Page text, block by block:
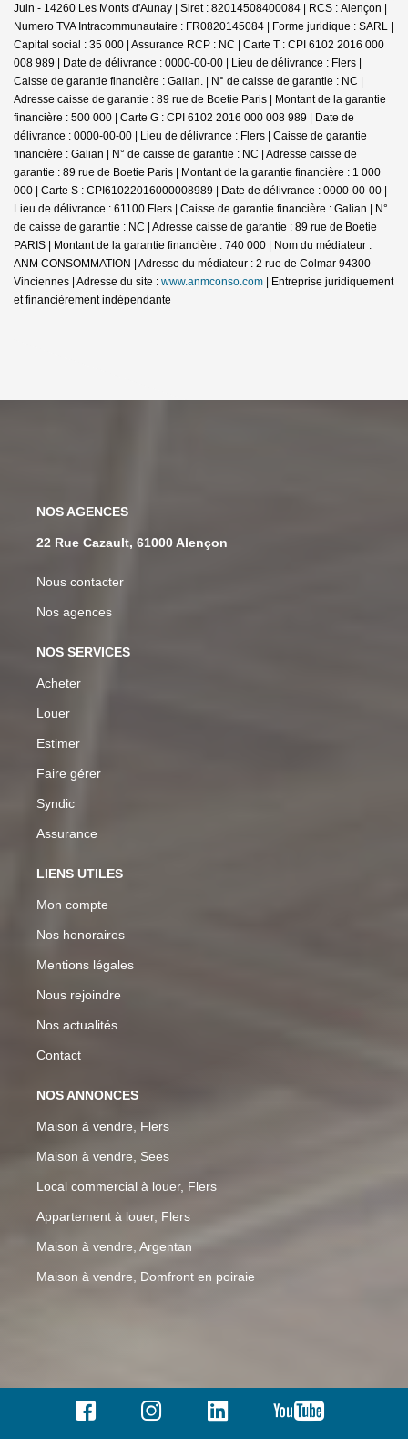
Juin - 14260 Les Monts d'Aunay | Siret : 82014508400084 | RCS : Alençon |
Numero TVA Intracommunautaire : FR0820145084 | Forme juridique : SARL |
Capital social : 35 000 | Assurance RCP : NC | Carte T : CPI 6102 2016 000
008 989 | Date de délivrance : 0000-00-00 | Lieu de délivrance : Flers |
Caisse de garantie financière : Galian. | N° de caisse de garantie : NC |
Adresse caisse de garantie : 89 rue de Boetie Paris | Montant de la garantie
financière : 500 000 | Carte G : CPI 6102 2016 000 008 989 | Date de
délivrance : 0000-00-00 | Lieu de délivrance : Flers | Caisse de garantie
financière : Galian | N° de caisse de garantie : NC | Adresse caisse de
garantie : 89 rue de Boetie Paris | Montant de la garantie financière : 1 000
000 | Carte S : CPI61022016000008989 | Date de délivrance : 0000-00-00 |
Lieu de délivrance : 61100 Flers | Caisse de garantie financière : Galian | N°
de caisse de garantie : NC | Adresse caisse de garantie : 89 rue de Boetie
PARIS | Montant de la garantie financière : 740 000 | Nom du médiateur :
ANM CONSOMMATION | Adresse du médiateur : 2 rue de Colmar 94300
Vinciennes | Adresse du site : www.anmconso.com | Entreprise juridiquement
et financièrement indépendante
NOS AGENCES
22 Rue Cazault, 61000 Alençon
Nous contacter
Nos agences
NOS SERVICES
Acheter
Louer
Estimer
Faire gérer
Syndic
Assurance
LIENS UTILES
Mon compte
Nos honoraires
Mentions légales
Nous rejoindre
Nos actualités
Contact
NOS ANNONCES
Maison à vendre, Flers
Maison à vendre, Sees
Local commercial à louer, Flers
Appartement à louer, Flers
Maison à vendre, Argentan
Maison à vendre, Domfront en poiraie